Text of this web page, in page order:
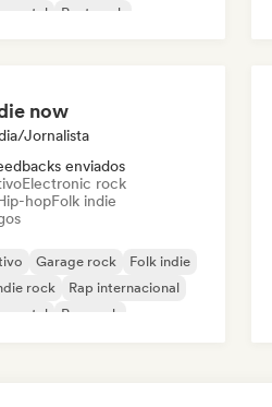
metal
Post punk
now
Jornalista
enviados
Electronic rock
hopFolk indie
Garage rock
Folk indie
rock
Rap internacional
metal
Pop rock